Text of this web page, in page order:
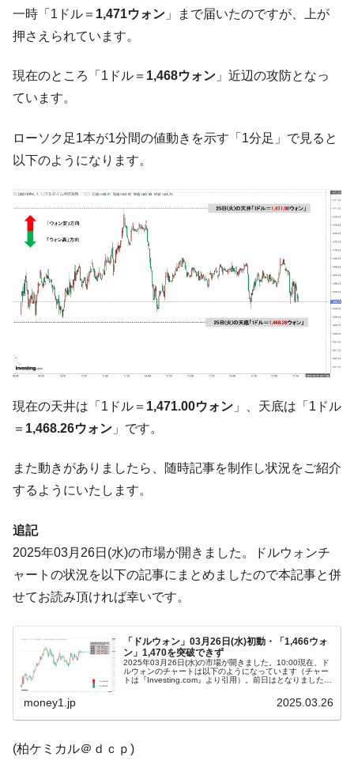
『Money1』
韓国型イージス搭載の次世代駆逐艦
「KDDX」1番艦、2032年竣工と公示
『Money1』
【対日本円】ウォン安が急進！ 日米の協調
に韓国がいっちょがみしたのでは。
は韓国で『BYD』車は売れている。6カ月で対前年同期比
く空港に詰めかけ「出て行け！」「極右勢力」のプラカー
ドを掲げる「在韓反米勢力」
『Money1』
韓国政府「2035年までに18.4GW規模のAIデ
ータセンター整備」⇒ だから無理だってば。
『Money1』
JPモルガン「韓国レバレッジETFの清算は
ほぼ終わった」
『Money1』
韓国『国民年金公団』株価暴落で200兆蒸
『Money1』
韓国政府「ニセＫ-ブランドを通報しようキ
『Money1』
韓国「橋が落ちました」⇒ 耐久性「なさす
ぎ」では。
営業利益80.2％も減少
『Money1』
米国下院「韓国の公務員個人をターゲット
する差別。許してはおかぬ
『Money1』
韓国ボンクラ政策室長･金容範、株価暴落に
他人事のような発言。
『Money1』
韓国半導体『SKハイニックス』2026年2Qの
『Money1』
韓国･加徳島新国際空港「またも暗礁」の危
機 ⇒ 10.7兆では損が出るからできない。
『Money1』
【速報】韓国株式市場の暴落・本日07月29
日(水)もサイドカー・サーキットブレイカーの二段コンボ
『Money1』
IT産業は人を雇用する効果は低い。全産業の
一時「1ドル＝ 1,471ウォン 」まで届いたのですが、上が
押さえられています。
現在のところ「1ドル＝ 1,468ウォン 」近辺の攻防となっ
ています。
ローソク足1本が1分間の値動きを示す「1分足」で見ると
以下のようになります。
現在の天井は「1ドル＝ 1,471.00ウォン 」、天底は「1ドル
＝ 1,468.26ウォン 」です。
また動きがありましたら、随時記事を制作し状況をご紹介
するようにいたします。
追記
2025年03月26日(水)の市場が開きました。ドルウォンチ
ャートの状況を以下の記事にまとめましたので本記事と併
せてお読み頂ければ幸いです。
「ドルウォン」03月26日(水)初動・「1,466ウォ
ン」1,470を突破できず
2025年03月26日(水)の市場が開きました。10:00現在、ド
ルウォンのチャートは以下のようになっています（チャー
トは『Investing.com』より引用）。前日はとなりました
money1.jp 2025.03.26
(柏ケミカル＠ｄｃｐ)